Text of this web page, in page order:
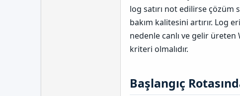
log satırı not edilirse çözüm
bakım kalitesini artırır. Log
nedenle canlı ve gelir
kriteri olmalıdır.
Başlangıç